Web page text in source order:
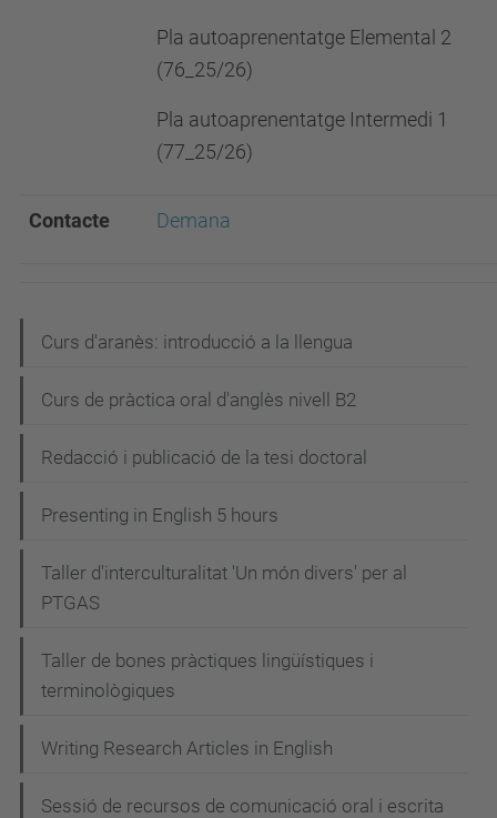
Pla autoaprenentatge Elemental 2
(76_25/26)
Pla autoaprenentatge Intermedi 1
(77_25/26)
Contacte Demana
a
v
g
a
ó
Curs d'aranès: introducció a la llengua
Curs de pràctica oral d'anglès nivell B2
Redacció i publicació de la tesi doctoral
Presenting in English 5 hours
Taller d'interculturalitat 'Un món divers' per al
PTGAS
Taller de bones pràctiques lingüístiques i
terminològiques
Writing Research Articles in English
Sessió de recursos de comunicació oral i escrita